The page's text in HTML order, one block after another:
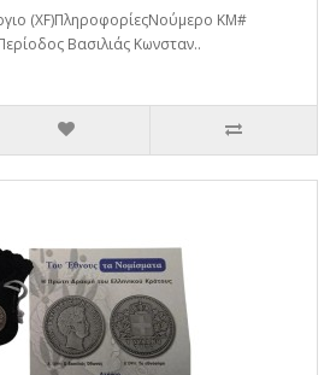
(XF)ΠληροφορίεςΝούμερο KM#
Βασιλιάς Κωνσταν..